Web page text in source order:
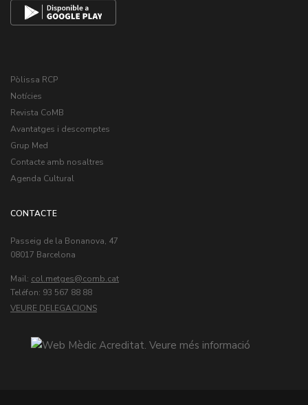
Pòlissa RCP
Notícies
Revista CoMB
Avantatges i descomptes
Grup Med
Contacte amb nosaltres
Agenda Cultural
CONTACTE
Passeig de la Bonanova, 47
08017 Barcelona
Mail: col.metges
Teléfon: 93 567 88 88
VEURE DELEGACIONS